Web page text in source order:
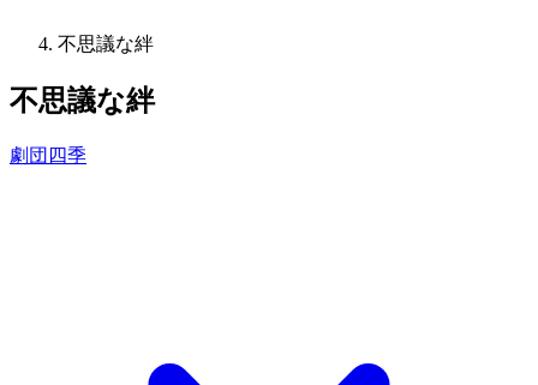
不思議な絆
不思議な絆
劇団四季